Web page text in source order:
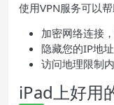
使用VPN服务可以帮
加密网络连接
隐藏您的IP地
访问地理限制
iPad上好用